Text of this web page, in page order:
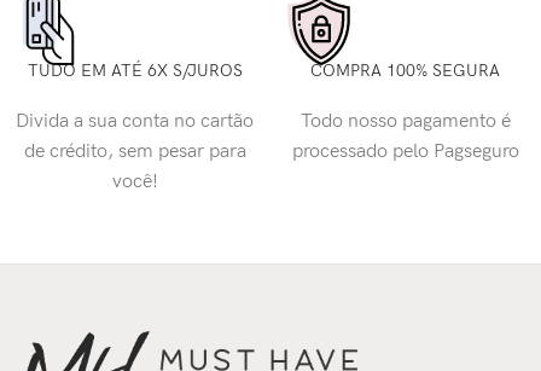
TUDO EM ATÉ 6X S/JUROS
Divida a sua conta no cartão
de crédito, sem pesar para
você!
COMPRA 100% SEGURA
Todo nosso pagamento é
processado pelo Pagseguro